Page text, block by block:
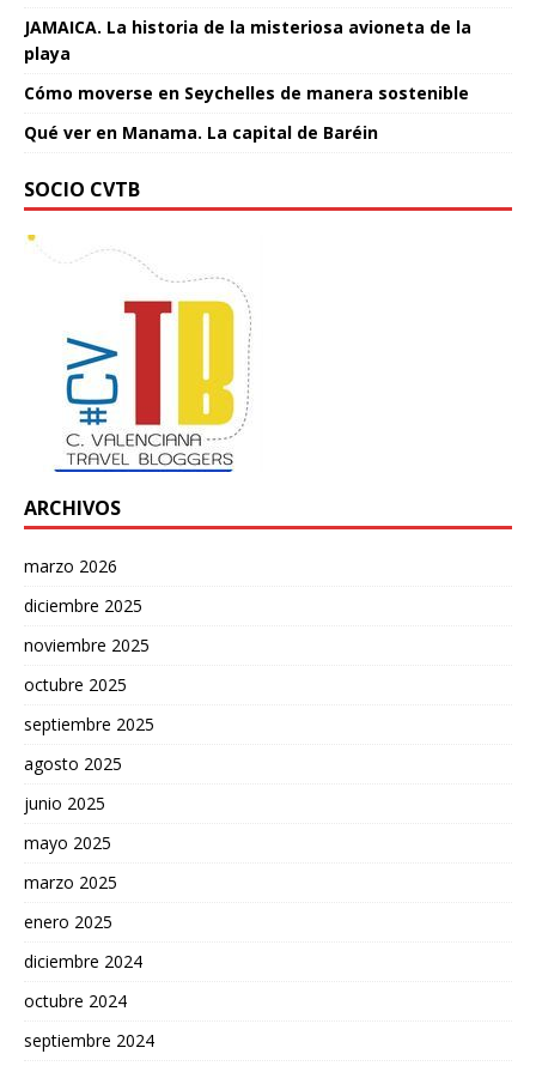
JAMAICA. La historia de la misteriosa avioneta de la
playa
Cómo moverse en Seychelles de manera sostenible
Qué ver en Manama. La capital de Baréin
SOCIO CVTB
ARCHIVOS
marzo 2026
diciembre 2025
noviembre 2025
octubre 2025
septiembre 2025
agosto 2025
junio 2025
mayo 2025
marzo 2025
enero 2025
diciembre 2024
octubre 2024
septiembre 2024